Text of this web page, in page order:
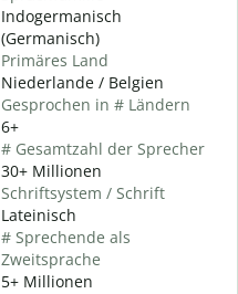
Indogermanisch
(Germanisch)
Primäres Land
Niederlande / Belgien
Gesprochen in # Ländern
6+
# Gesamtzahl der Sprecher
30+ Millionen
Schriftsystem / Schrift
Lateinisch
# Sprechende als
Zweitsprache
5+ Millionen